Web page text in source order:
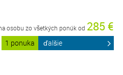
osobu zo všetkých ponúk od 285 €
1 ponuka ďalšie